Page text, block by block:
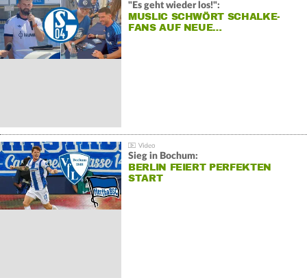
"Es geht wieder los!":
MUSLIC SCHWÖRT SCHALKE-
FANS AUF NEUE…
Sieg in Bochum:
BERLIN FEIERT PERFEKTEN
START